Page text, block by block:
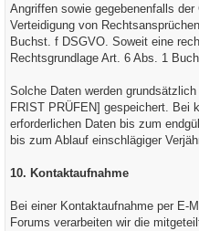
Angriffen sowie gegebenenfalls
Verteidigung von
Buchst. f DSGVO. Soweit eine
Rechtsgrundlage Art. 6 Abs. 1
Solche Daten werden
FRIST PRÜFEN] gespeichert. Bei
erforderlichen Daten bis zum
bis zum Ablauf einschlägiger
10. Kontaktaufnahme
Bei einer Kontaktaufnahme per E-
Forums verarbeiten wir die